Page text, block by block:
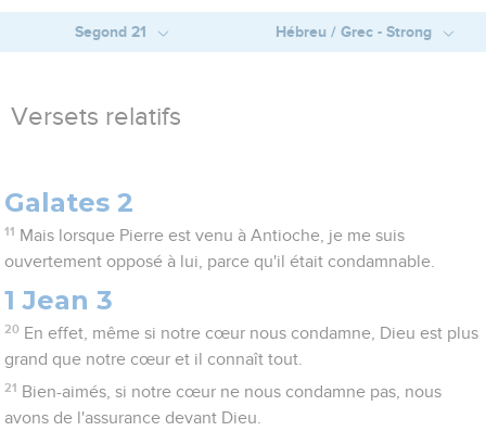
Segond 21 Hébreu / Grec - Strong
Versets relatifs
Galates 2
11 Mais lorsque Pierre est venu à Antioche, je me suis
ouvertement opposé à lui, parce qu'il était condamnable.
1 Jean 3
20 En effet, même si notre cœur nous condamne, Dieu est plus
grand que notre cœur et il connaît tout.
21 Bien-aimés, si notre cœur ne nous condamne pas, nous
avons de l'assurance devant Dieu.